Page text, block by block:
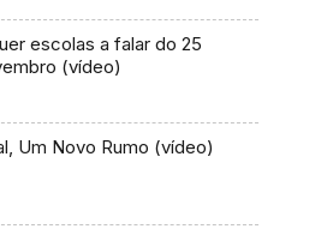
escolas a falar do 25
(vídeo)
Um Novo Rumo (vídeo)